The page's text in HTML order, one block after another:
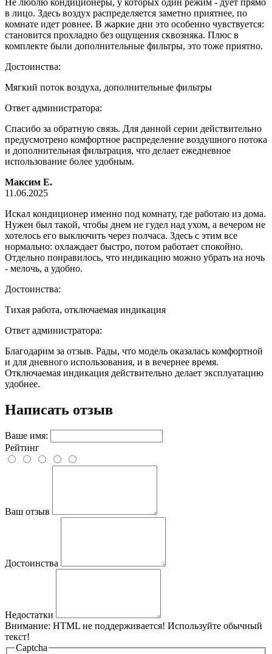
в лицо. Здесь воздух распределяется заметно приятнее, по
комнате идет ровнее. В жаркие дни это особенно чувствуется:
становится прохладно без ощущения сквозняка. Плюс в
комплекте были дополнительные фильтры, это тоже приятно.
Достоинства:
Мягкий поток воздуха, дополнительные фильтры
Ответ администратора:
Спасибо за обратную связь. Для данной серии действительно
предусмотрено комфортное распределение воздушного потока
и дополнительная фильтрация, что делает ежедневное
использование более удобным.
Максим Е.
11.06.2025
Искал кондиционер именно под комнату, где работаю из дома.
Нужен был такой, чтобы днем не гудел над ухом, а вечером не
хотелось его выключить через полчаса. Здесь с этим все
нормально: охлаждает быстро, потом работает спокойно.
Отдельно понравилось, что индикацию можно убрать на ночь
- мелочь, а удобно.
Достоинства:
Тихая работа, отключаемая индикация
Ответ администратора:
Благодарим за отзыв. Рады, что модель оказалась комфортной
и для дневного использования, и в вечернее время.
Отключаемая индикация действительно делает эксплуатацию
удобнее.
Написать отзыв
Ваше имя:
Рейтинг
Ваш отзыв
Достоинства
Недостатки
Внимание: HTML не поддерживается! Используйте обычный
текст!
Captcha